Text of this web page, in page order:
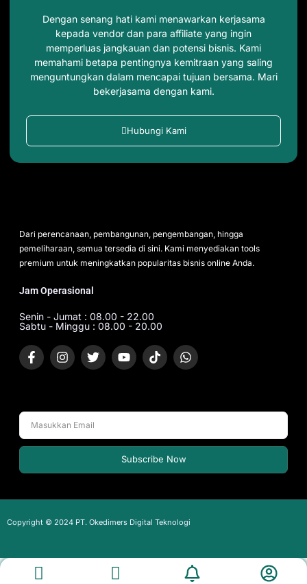
Dengan senang hati kami menawarkan kerjasama
kepada vendor dan para affiliate yang ingin
memperluas jangkauan dan potensi bisnis. Kami
memahami betapa pentingnya kemitraan yang saling
menguntungkan dalam mencapai tujuan bersama. Mari
bekerjasama dengan kami.
Hubungi Kami
Dari perencanaan, pembangunan, pengembangan, hingga
pemeliharaan, semua tersedia di sini. Kami menyediakan tools
premium untuk meningkatkan popularitas bisnis online Anda.
Jam Operasional
Senin - Jumat : 08.00 - 22.00
Sabtu - Minggu : 08.00 - 20.00
Subscribe Now
Copyright © 2024 PT. Okedimers Digital Teknologi